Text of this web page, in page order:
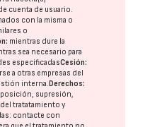
cuenta de usuario.
con la misma o
o
mientras dure la
sea necesario para
especificadasCesión:
a otras empresas del
interna. Derechos:
supresión,
tratatamiento y
contacte con